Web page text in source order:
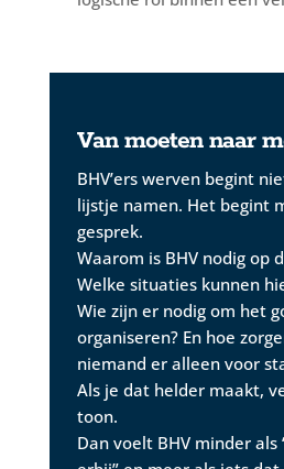
Van moeten naar
BHV’ers werven begint
lijstje namen. Het begint
gesprek.
Waarom is BHV nodig op
Welke situaties kunnen
Wie zijn er nodig om het
organiseren? En hoe
niemand er alleen voor
Als je dat helder maakt,
toon.
Dan voelt BHV minder als